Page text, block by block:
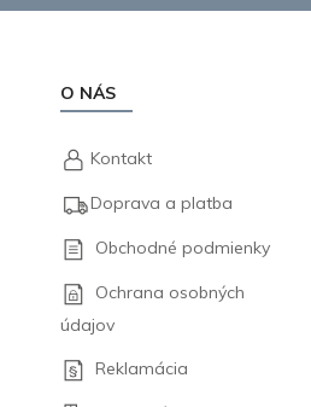
O NÁS
Kontakt
Doprava a platba
Obchodné podmienky
Ochrana osobných
údajov
Reklamácia